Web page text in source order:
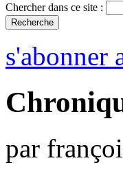
Chercher dans ce site :
s'abonner
par